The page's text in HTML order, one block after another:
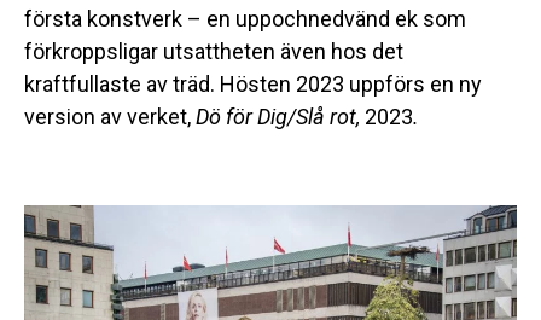
första konstverk – en uppochnedvänd ek som
förkroppsligar utsattheten även hos det
kraftfullaste av träd. Hösten 2023 uppförs en ny
version av verket,Dö för Dig/Slå rot, 2023.